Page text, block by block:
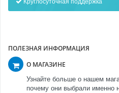
ПОЛЕЗНАЯ ИНФОРМАЦИЯ
О МАГАЗИНЕ
Узнайте больше о нашем
почему они выбрали именно